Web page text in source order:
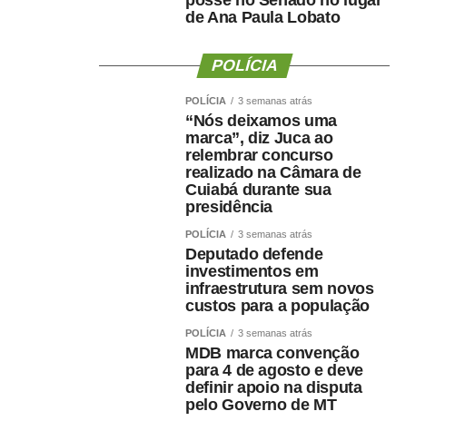
de Ana Paula Lobato
POLÍCIA
POLÍCIA 3 semanas atrás
“Nós deixamos uma
marca”, diz Juca ao
relembrar concurso
realizado na Câmara de
Cuiabá durante sua
presidência
POLÍCIA 3 semanas atrás
Deputado defende
investimentos em
infraestrutura sem novos
custos para a população
POLÍCIA 3 semanas atrás
MDB marca convenção
para 4 de agosto e deve
definir apoio na disputa
pelo Governo de MT